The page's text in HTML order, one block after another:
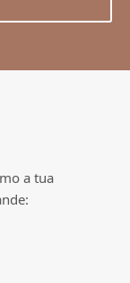
a tua